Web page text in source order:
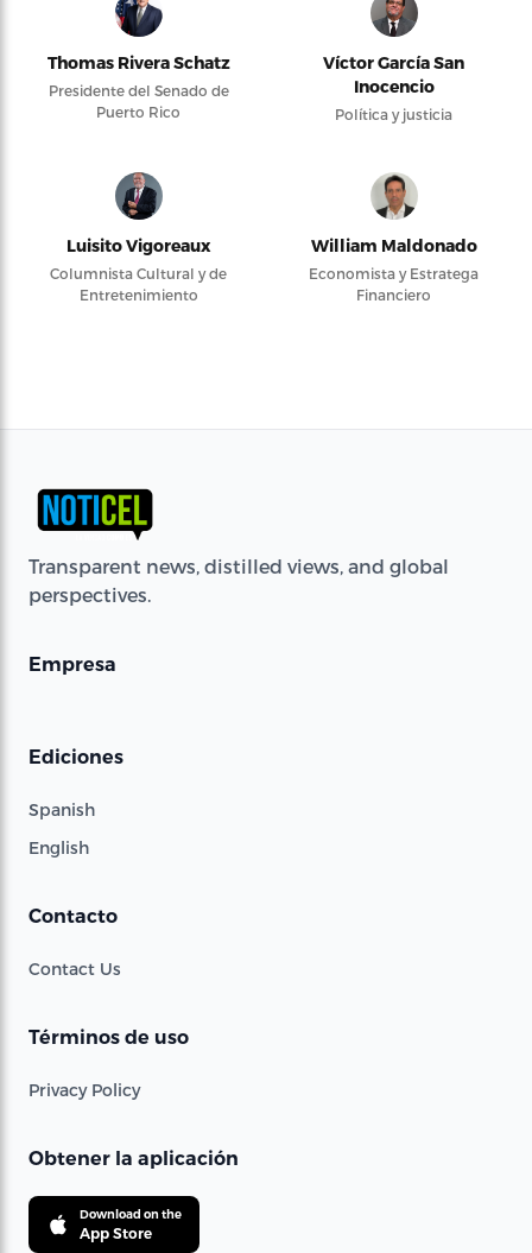
Thomas Rivera Schatz
Presidente del Senado de
Puerto Rico
Víctor García San
Inocencio
Política y justicia
Luisito Vigoreaux
Columnista Cultural y de
Entretenimiento
William Maldonado
Economista y Estratega
Financiero
Transparent news, distilled views, and global
perspectives.
Empresa
Ediciones
Spanish
English
Contacto
Contact Us
Términos de uso
Privacy Policy
Obtener la aplicación
Download on the
App Store